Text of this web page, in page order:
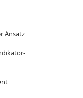
Ansatz